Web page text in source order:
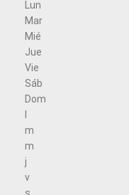
Lun
Mar
Mié
Jue
Vie
Sáb
Dom
m
m
j
v